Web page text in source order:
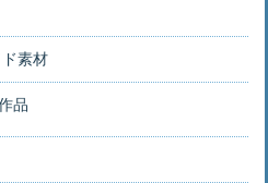
素材
品